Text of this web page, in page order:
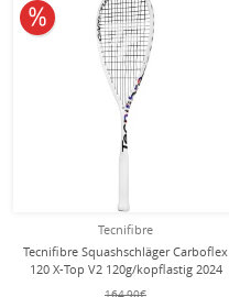
Tecnifibre
Tecnifibre Squashschläger Carboflex
120 X-Top V2 120g/kopflastig 2024
weiss - besaitet -
10% reduziert